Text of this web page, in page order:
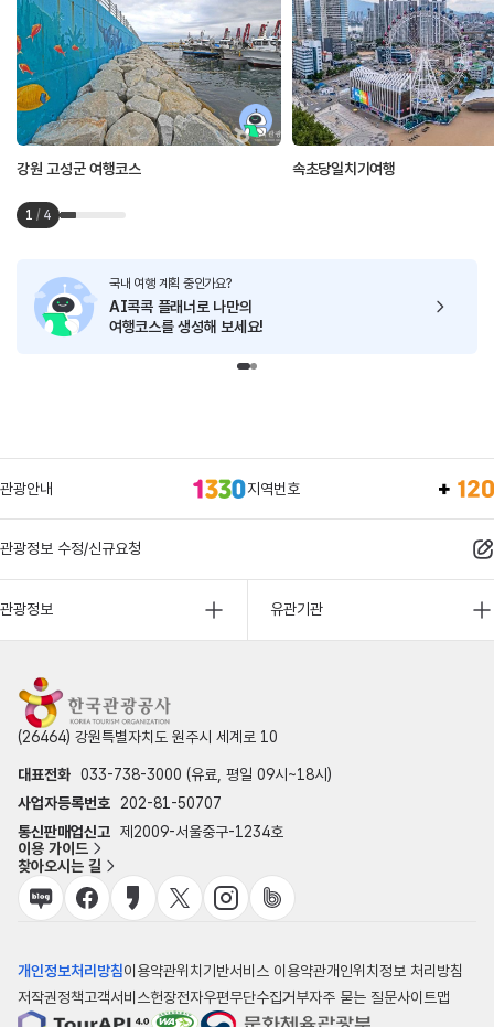
강원 고성군 여행코스 속초당일치기여행
1 / 4
국내 여행 계획 중인가요?
AI콕콕 플래너로 나만의
여행코스를 생성해 보세요!
관광안내 지역번호
관광정보 수정/신규요청
관광정보 유관기관
(26464) 강원특별자치도 원주시 세계로 10
대표전화 033-738-3000 (유료, 평일 09시~18시)
사업자등록번호
202-81-50707
통신판매업신고 제2009-서울중구-1234호
이용 가이드
찾아오시는 길
개인정보처리방침이용약관위치기반서비스 이용약관개인위치정보 처리방침
저작권정책고객서비스헌장전자우편무단수집거부자주 묻는 질문사이트맵